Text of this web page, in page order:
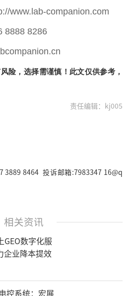
www.lab-companion.com
8888 8286
险，选择需谨慎！此文仅供参考，
责任编辑：kj005
3889 8464 投诉邮箱:7983347 16@q
相关资讯
GEO数字化服
企业降本提效
控系统：宏展